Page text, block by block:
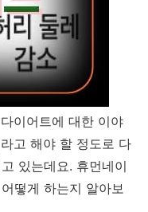
이어트에 대한 이야
고 해야 할 정도로 다
있는데요. 휴먼네이
떻게 하는지 알아보